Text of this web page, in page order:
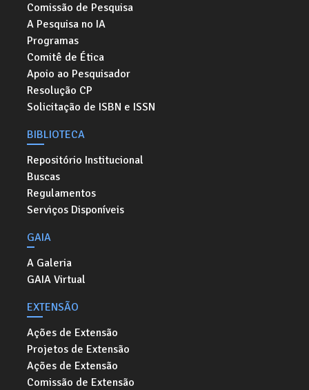
Comissão de Pesquisa
A Pesquisa no IA
Programas
Comitê de Ética
Apoio ao Pesquisador
Resolução CP
Solicitação de ISBN e ISSN
BIBLIOTECA
Repositório Institucional
Buscas
Regulamentos
Serviços Disponíveis
GAIA
A Galeria
GAIA Virtual
EXTENSÃO
Ações de Extensão
Projetos de Extensão
Ações de Extensão
Comissão de Extensão